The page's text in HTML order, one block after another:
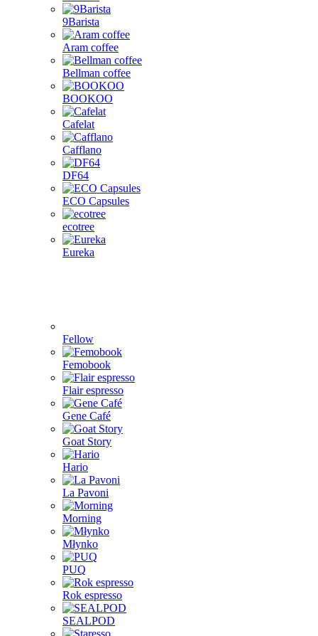
9Barista
Aram coffee
Bellman coffee
BOOKOO
Cafelat
Cafflano
DF64
ECO Capsules
ecotree
Eureka
Fellow
Femobook
Flair espresso
Gene Café
Goat Story
Hario
La Pavoni
Morning
Młynko
PUQ
Rok espresso
SEALPOD